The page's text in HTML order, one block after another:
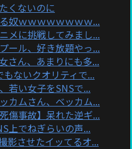
くないのに
奴ｗｗｗｗｗｗｗｗ...
メに挑戦してみまし...
ール、好き放題やっ...
さん、あまりにも多...
もないクオリティで...
若い女子をSNSで...
カムさん、ベッカム...
傷事故】呆れた逆ギ...
上でねぎらいの声...
影させたイッてるオ...